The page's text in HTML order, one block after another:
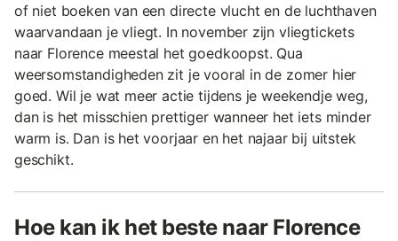
of niet boeken van een directe vlucht en de luchthaven
waarvandaan je vliegt. In november zijn vliegtickets
naar Florence meestal het goedkoopst. Qua
weersomstandigheden zit je vooral in de zomer hier
goed. Wil je wat meer actie tijdens je weekendje weg,
dan is het misschien prettiger wanneer het iets minder
warm is. Dan is het voorjaar en het najaar bij uitstek
geschikt.
Hoe kan ik het beste naar Florence